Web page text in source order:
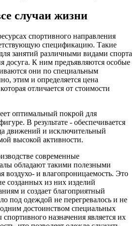
случаи жизни
спортивного направления
спецификацию. Такие
занятий различными видами спорта
досуга. К ним предъявляются особые
они по специальным
этим и определяется цена
отличается от стоимости
оптимальный покрой для
В результате - обеспечивается
движений и исключительный
высокой активности.
современные
обладают такими полезными
воздухо- и влагопроницаемость. Это
созданных из них изделий
и создает благоприятный
под одеждой не перегревалось и не
достоинством специальных
назначения является их